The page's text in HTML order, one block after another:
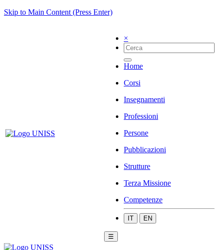
Skip to Main Content (Press Enter)
×
Home
Corsi
Insegnamenti
Professioni
Persone
Pubblicazioni
Strutture
Terza Missione
Competenze
IT EN
☰